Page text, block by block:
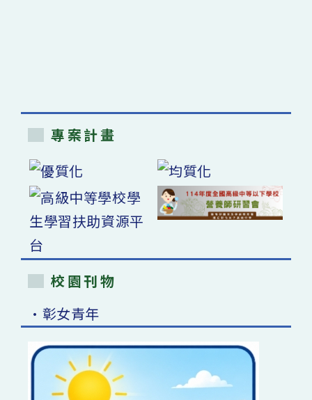
專案計畫
校園刊物
•彰女青年